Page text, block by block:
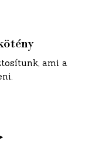
ami a